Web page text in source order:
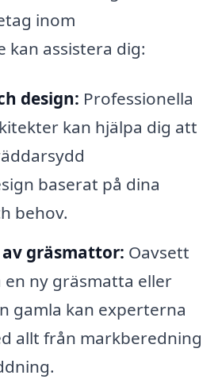
inom
assistera dig:
design: Professionella
kan hjälpa dig att
baserat på dina
behov.
gräsmattor: Oavsett
en ny gräsmatta eller
gamla kan experterna
allt från markberedning